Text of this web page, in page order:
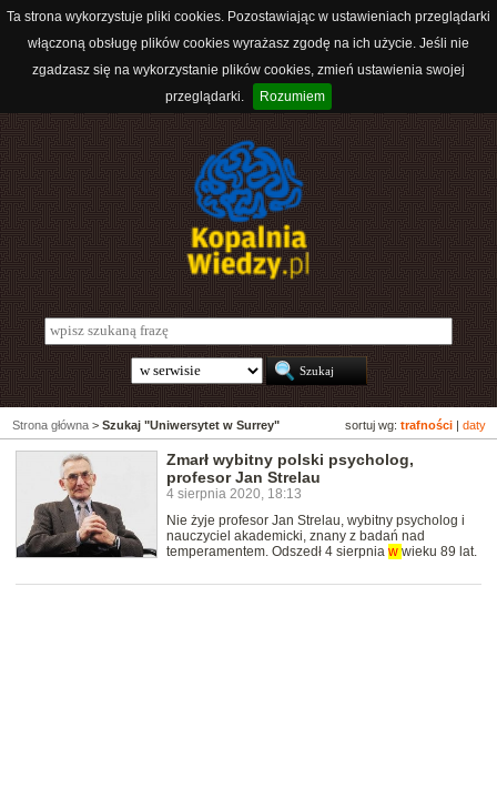
Ta strona wykorzystuje pliki cookies. Pozostawiając w ustawieniach przeglądarki
włączoną obsługę plików cookies wyrażasz zgodę na ich użycie. Jeśli nie
zgadzasz się na wykorzystanie plików cookies, zmień ustawienia swojej
przeglądarki.
Rozumiem
sortuj wg: trafności daty
Strona główna > Szukaj "Uniwersytet w Surrey"
Zmarł wybitny polski psycholog,
profesor Jan Strelau
4 sierpnia 2020, 18:13
Nie żyje profesor Jan Strelau, wybitny psycholog i
nauczyciel akademicki, znany z badań nad
temperamentem. Odszedł 4 sierpnia w wieku 89 lat.